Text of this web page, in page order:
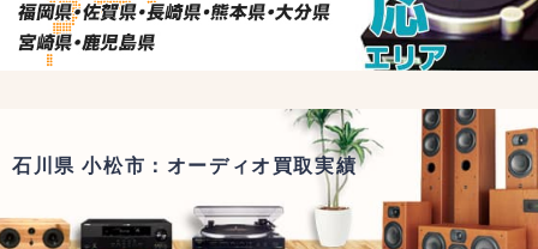
石川県 小松市：オーディオ買取実績